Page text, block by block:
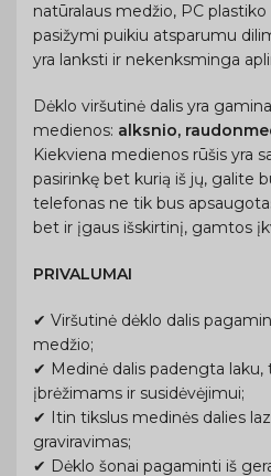
natūralaus medžio, PC
pasižymi puikiu atsparumu
yra lanksti ir nekenksminga
Dėklo viršutinė dalis yra
medienos: alksnio,
Kiekviena medienos rūšis yra
pasirinkę bet kurią iš jų, galite
telefonas ne tik bus
bet ir įgaus išskirtinį, gamtos
PRIVALUMAI
✔ Viršutinė dėklo dalis
medžio;
✔ Medinė dalis padengta laku,
įbrėžimams ir susidėvėjimui;
✔ Itin tikslus medinės dalies
graviravimas;
✔ Dėklo šonai pagaminti iš